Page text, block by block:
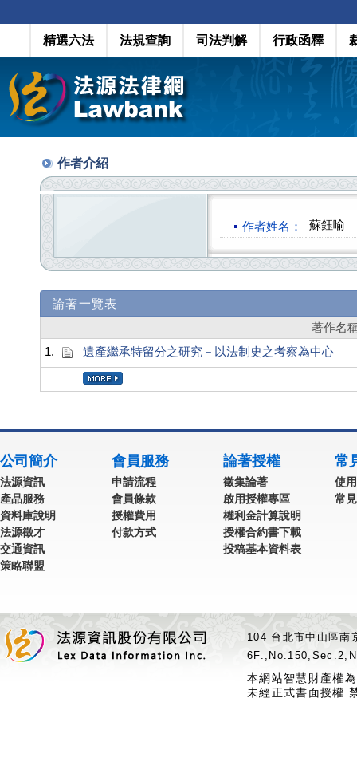
精選六法 法規查詢 司法判解 行政函釋
作者介紹
作者姓名： 蘇鈺喻
論著一覽表
著作名
1.
遺產繼承特留分之研究－以法制史之考察為中心
公司簡介
法源資訊
產品服務
資料庫說明
法源徵才
交通資訊
策略聯盟
會員服務
申請流程
會員條款
授權費用
付款方式
論著授權
徵集論著
啟用授權專區
權利金計算說明
授權合約書下載
投稿基本資料表
常
使
常
104 台北市中山區
本網站智慧財產權
未經正式書面授權